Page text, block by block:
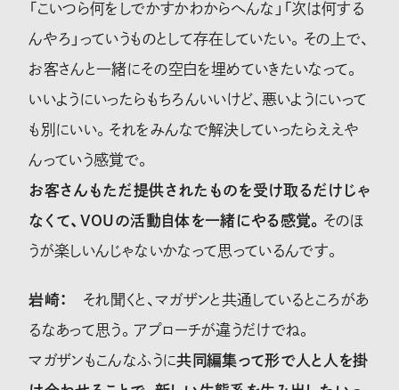
「こいつら何をしでかすかわからへんな」「次は何する
んやろ」っていうものとして存在していたい。その上で、
お客さんと一緒にその空白を埋めていきたいなって。
いいようにいったらもちろんいいけど、悪いようにいって
も別にいい。それをみんなで解決していったらええや
んっていう感覚で。
お客さんもただ提供されたものを受け取るだけじゃ
なくて、VOUの活動自体を一緒にやる感覚。 そのほ
うが楽しいんじゃないかなって思っているんです。
岩崎： それ聞くと、マガザンと共通しているところがあ
るなあって思う。アプローチが違うだけでね。
マガザンもこんなふうに共同編集って形で人と人を掛